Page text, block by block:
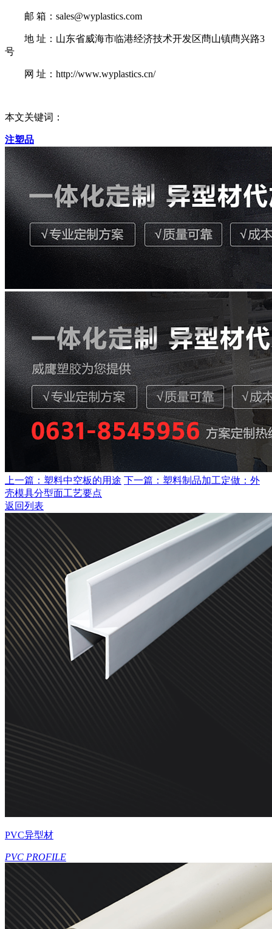
邮 箱：sales@wyplastics.com
地 址：山东省威海市临港经济技术开发区蔄山镇蔄兴路3
号
网 址：http://www.wyplastics.cn/
本文关键词：
注塑品
上一篇：塑料中空板的用途 下一篇：塑料制品加工定做：外
壳模具分型面工艺要点
返回列表
PVC异型材
PVC PROFILE